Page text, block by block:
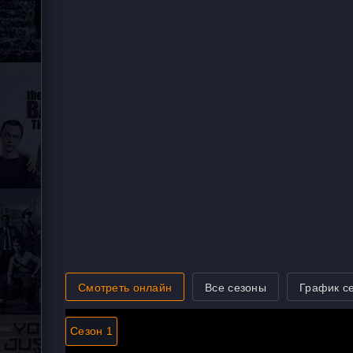
Смотреть онлайн Все сезоны График
Сезон 1